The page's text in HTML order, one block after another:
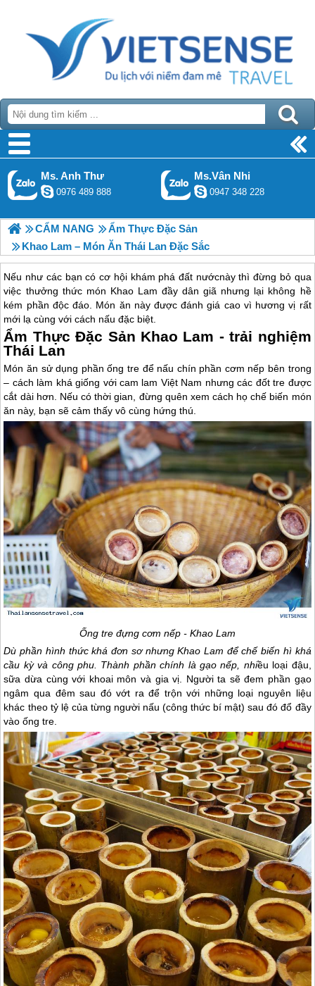
Ms. Anh Thư
0976 489 888
Ms.Vân Nhi
0947 348 228
CẨM NANG
Ẩm Thực Đặc Sản
Khao Lam – Món Ăn Thái Lan Đặc Sắc
Nếu như các bạn có cơ hội khám phá đất nướcnày thì đừng bỏ qua
việc thưởng thức món Khao Lam đầy dân giã nhưng lại không hề
kém phần độc đáo. Món ăn này được đánh giá cao vì hương vị rất
mới lạ cùng với cách nấu đặc biệt.
Ẩm Thực Đặc Sản Khao Lam - trải nghiệm
Thái Lan
Món ăn sử dụng phần ống tre để nấu chín phần cơm nếp bên trong
– cách làm khá giống với cam lam Việt Nam nhưng các đốt tre được
cắt dài hơn. Nếu có thời gian, đừng quên xem cách họ chế biến món
ăn này, bạn sẽ cảm thấy vô cùng hứng thú.
Ống tre đựng cơm nếp - Khao Lam
Dù phần hình thức khá đơn sơ nhưng Khao Lam để chế biến hì khá
cầu kỳ và công phu. Thành phần chính là gạo nếp, nhiều loại đậu,
sữa dừa cùng với khoai môn và gia vị. Người ta sẽ đem phần gạo
ngâm qua đêm sau đó vớt ra để trộn với những loại nguyên liệu
khác theo tỷ lệ của từng người nấu (công thức bí mật) sau đó đổ đầy
vào ống tre.